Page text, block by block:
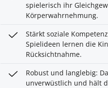
spielerisch ihr
Körperwahrnehmung.
Stärkt soziale
Spielideen lernen die
Rücksichtnahme.
Robust und langlebig:
unverwüstlich und hält